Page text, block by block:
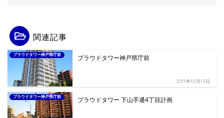
関連記事
プラウドタワー神戸県庁前 プラウドタワー神戸県庁前
2011年10月13日
プラウドタワー神戸県庁前 プラウドタワー 下山手通4丁目計画